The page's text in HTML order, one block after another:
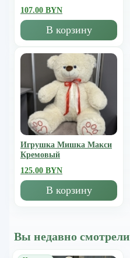
107.00 BYN
В корзину
Игрушка Мишка Mакси
Кремовый
125.00 BYN
В корзину
Вы недавно смотрели